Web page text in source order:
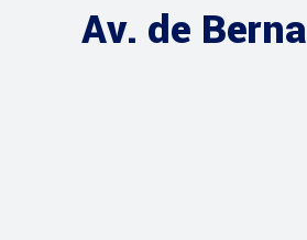
Av. de Berna